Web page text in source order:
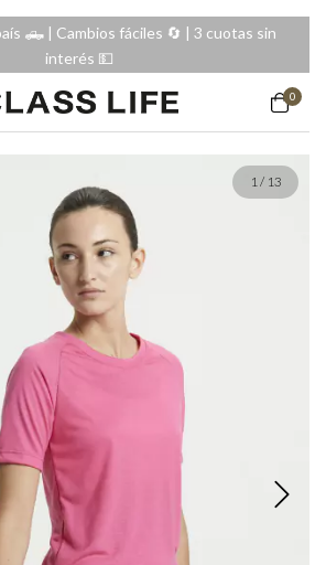
🛻 | Cambios fáciles 🔄️ | 3 cuotas sin
interés 💵
0
1/ 13